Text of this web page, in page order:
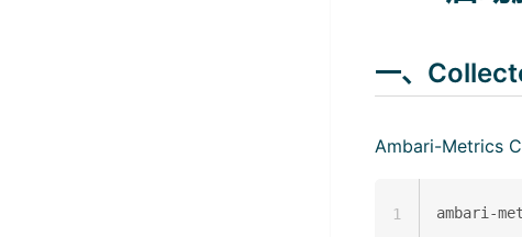
一、
Ambari-Metrics
1